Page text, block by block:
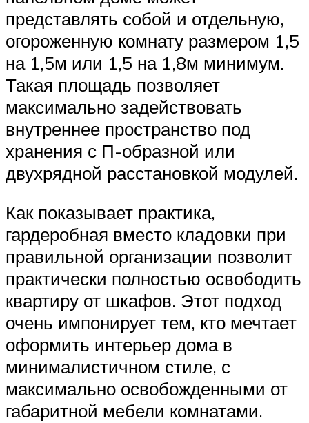
представлять собой и отдельную,
огороженную комнату размером 1,5
на 1,5м или 1,5 на 1,8м минимум.
Такая площадь позволяет
максимально задействовать
внутреннее пространство под
хранения с П-образной или
двухрядной расстановкой модулей.
Как показывает практика,
гардеробная вместо кладовки при
правильной организации позволит
практически полностью освободить
квартиру от шкафов. Этот подход
очень импонирует тем, кто мечтает
оформить интерьер дома в
минималистичном стиле, с
максимально освобожденными от
габаритной мебели комнатами.